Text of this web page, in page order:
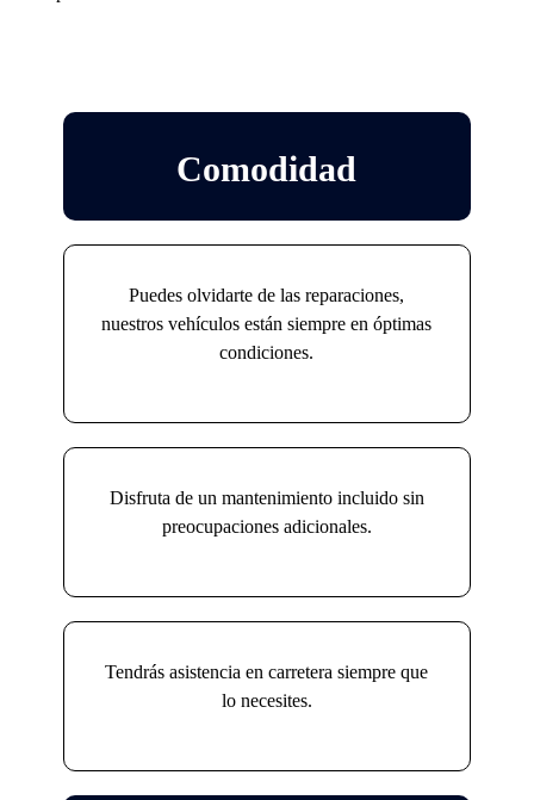
Comodidad
Puedes olvidarte de las reparaciones,
nuestros vehículos están siempre en óptimas
condiciones.
Disfruta de un mantenimiento incluido sin
preocupaciones adicionales.
Tendrás asistencia en carretera siempre que
lo necesites.